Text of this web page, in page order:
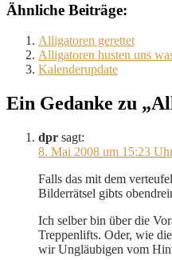
Ähnliche Beiträge:
Alligatoren gerettet
Alligatoren husten uns
Kalenderupdate
Ein Gedanke zu
dpr sagt:
8. Mai 2008 um 15:23
Falls das mit dem
Bilderrätsel gibts
Ich selber bin über die
Treppenlifts. Oder, wie
wir Ungläubigen vom